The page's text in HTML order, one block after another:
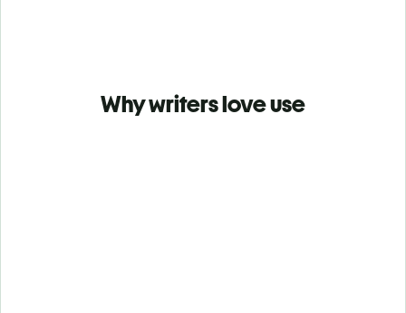
Why writers love use